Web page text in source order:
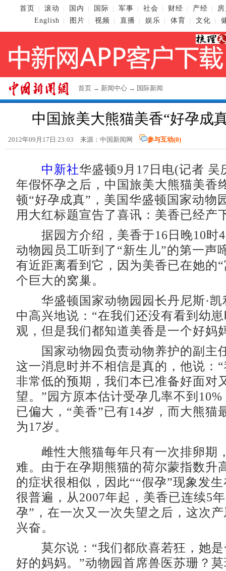
首页 滚动 国内 国际 军事 社会 财经 产经
English
图片 视频 直播 娱乐 体育 文化
首页 → 新闻中心 → 国际新闻
中国旅美大熊猫美香“好孕成
2012年09月17日 23:03 来源： 中国新闻网 参与互动(0)
中新社华盛顿9月17日电(记者 吴
年假怀孕之后，中国旅美大熊猫美香
顿“好孕成真”，美国华盛顿国家动物
用大红标题宣告了喜讯：美香已经产
据园方介绍，美香于16日晚10时
动物园员工听到了“新生儿”的第一声
有近距离看到它，因为美香已在她的
个巨大的窝巢。
华盛顿国家动物园园长丹尼斯·凯
中高兴地说：“在我们还没有看到幼
观，但是我们都知道美香是一个好妈
国家动物园负责动物养护的副主
这一消息时并不相信是真的，他说：
非常低的预期，我们本已准备好面对
望。”园方原本估计受孕几率不到
已偏大，“美香”已有14岁，而大熊猫
为17岁。
雌性大熊猫每年只有一次排卵期
难。由于在孕期熊猫的荷尔蒙指数升
的症状很相似，因此““假孕”现象发
很普遍，从2007年起，美香已连续5
孕”，在一次又一次失望之后，这次
兴奋。
莫尔说：“我们都欣喜若狂，她是
好的妈妈。”动物园首席兽医苏珊？